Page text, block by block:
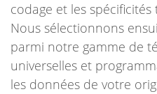
codage et les
Nous sélectionnons
parmi notre gamme de
universelles et
les données de votre